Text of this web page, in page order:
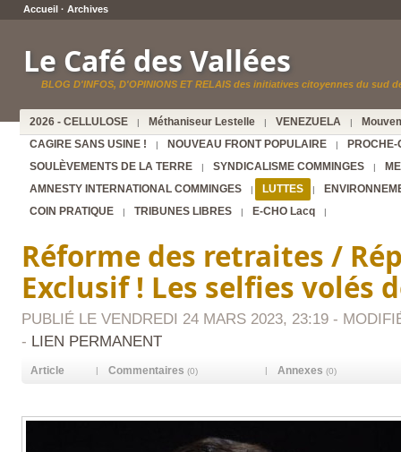
Accueil · Archives
Le Café des Vallées
BLOG D'INFOS, D'OPINIONS ET RELAIS des initiatives citoyennes du sud
2026 - CELLULOSE | Méthaniseur Lestelle | VENEZUELA |
CAGIRE SANS USINE !
| NOUVEAU FRONT POPULAIRE |
PROCHE-
SOULÈVEMENTS DE LA TERRE
| SYNDICALISME COMMINGES |
AMNESTY INTERNATIONAL COMMINGES
| LUTTES |
COIN PRATIQUE
| TRIBUNES LIBRES | E-CHO Lacq |
Réforme des retraites /
Exclusif ! Les selfies volés
PUBLIÉ LE VENDREDI 24 MARS 2023, 23:19 -
- LIEN PERMANENT
Article | Commentaires (0) | Annexes (0)